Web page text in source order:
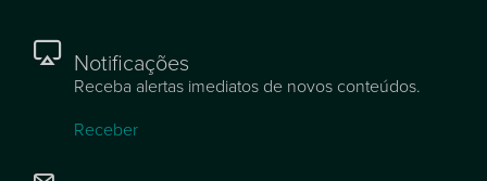
Notificações
Receba alertas imediatos de novos conteúdos.
Receber